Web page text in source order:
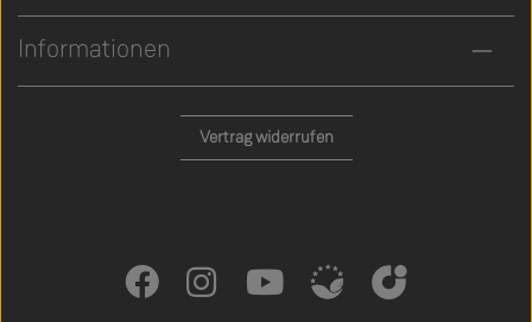
Informationen
Vertrag widerrufen